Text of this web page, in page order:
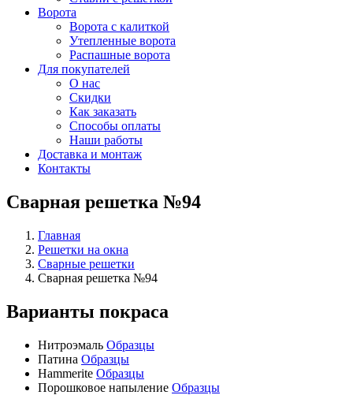
Ворота
Ворота с калиткой
Утепленные ворота
Распашные ворота
Для покупателей
О нас
Скидки
Как заказать
Способы оплаты
Наши работы
Доставка и монтаж
Контакты
Сварная решетка №94
Главная
Решетки на окна
Сварные решетки
Сварная решетка №94
Варианты покраса
Нитроэмаль Образцы
Патина Образцы
Hammerite Образцы
Порошковое напыление Образцы